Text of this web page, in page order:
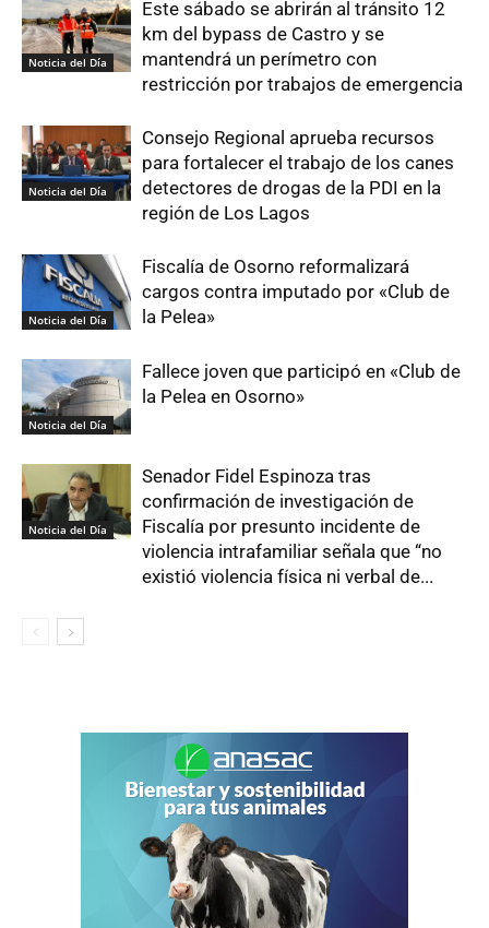
Noticia del Día
Este sábado se abrirán al tránsito 12
km del bypass de Castro y se
mantendrá un perímetro con
restricción por trabajos de emergencia
Noticia del Día
Consejo Regional aprueba recursos
para fortalecer el trabajo de los canes
detectores de drogas de la PDI en la
región de Los Lagos
Noticia del Día
Fiscalía de Osorno reformalizará
cargos contra imputado por «Club de
la Pelea»
Noticia del Día
Fallece joven que participó en «Club de
la Pelea en Osorno»
Noticia del Día
Senador Fidel Espinoza tras
confirmación de investigación de
Fiscalía por presunto incidente de
violencia intrafamiliar señala que “no
existió violencia física ni verbal de...